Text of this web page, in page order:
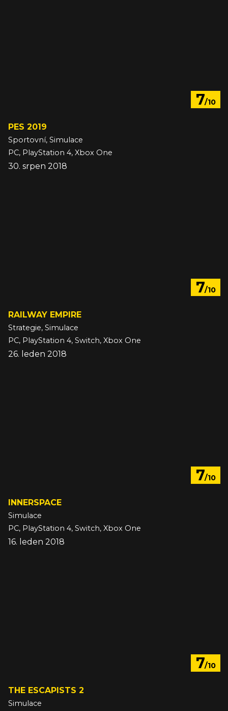
7/10
PES 2019
Sportovní, Simulace
PC, PlayStation 4, Xbox One
30. srpen 2018
7/10
RAILWAY EMPIRE
Strategie, Simulace
PC, PlayStation 4, Switch, Xbox One
26. leden 2018
7/10
INNERSPACE
Simulace
PC, PlayStation 4, Switch, Xbox One
16. leden 2018
7/10
THE ESCAPISTS 2
Simulace